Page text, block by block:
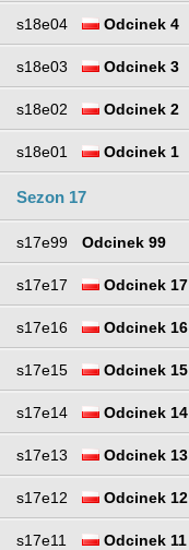
s18e04 Odcinek 4
s18e03 Odcinek 3
s18e02 Odcinek 2
s18e01 Odcinek 1
Sezon 17
s17e99 Odcinek 99
s17e17 Odcinek 17
s17e16 Odcinek 16
s17e15 Odcinek 15
s17e14 Odcinek 14
s17e13 Odcinek 13
s17e12 Odcinek 12
s17e11 Odcinek 11